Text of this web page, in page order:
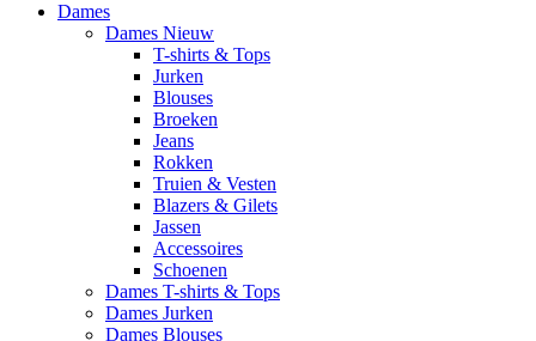
Dames
Dames Nieuw
T-shirts & Tops
Jurken
Blouses
Broeken
Jeans
Rokken
Truien & Vesten
Blazers & Gilets
Jassen
Accessoires
Schoenen
Dames T-shirts & Tops
Dames Jurken
Dames Blouses